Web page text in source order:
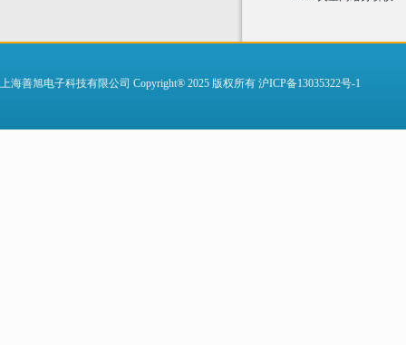
上海善旭电子科技有限公司 Copyright® 2025 版权所有 沪ICP备13035322号-1